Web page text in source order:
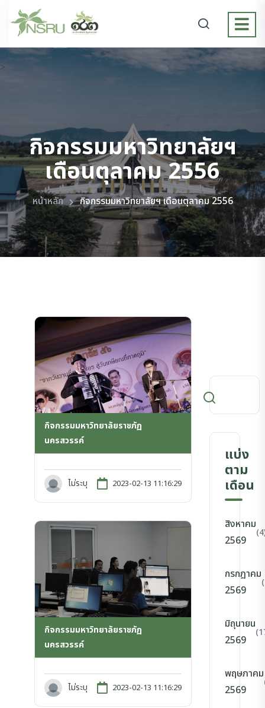
>
กิจกรรมมหาวิทยาลัยฯ
เดือนตุลาคม 2556
หน้าหลัก กิจกรรมมหาวิทยาลัยฯ เดือนตุลาคม 2556
กิจกรรมมหาวิทยาลัยราชภัฏ
นครสวรรค์
ไม่ระบุ 2023-02-13 11:16:29
กิจกรรมมหาวิทยาลัยราชภัฏ
นครสวรรค์
ไม่ระบุ 2023-02-13 11:16:29
แบ่ง
ตาม
เดือน
สิงหาคม
2569
กรกฎาคม
2569
มิถุนายน
2569
พฤษภาคม
2569